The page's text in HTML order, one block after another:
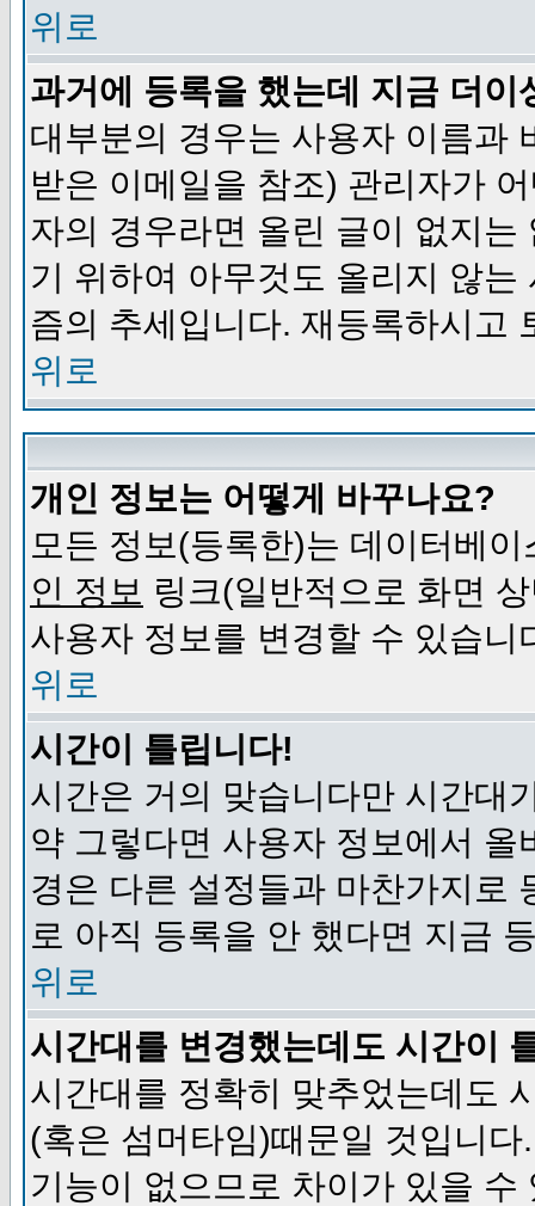
위로
과거에 등록을 했는데 지금 더
대부분의 경우는 사용자 이름과
받은 이메일을 참조) 관리자가
자의 경우라면 올린 글이 없지
기 위하여 아무것도 올리지 않
즘의 추세입니다. 재등록하시고
위로
개인 정보는 어떻게 바꾸나요?
모든 정보(등록한)는 데이터베
인 정보 링크(일반적으로 화면
사용자 정보를 변경할 수 있습니
위로
시간이 틀립니다!
시간은 거의 맞습니다만 시간대
약 그렇다면 사용자 정보에서
경은 다른 설정들과 마찬가지로
로 아직 등록을 안 했다면 지금
위로
시간대를 변경했는데도 시간이
시간대를 정확히 맞추었는데도
(혹은 섬머타임)때문일 것입니
기능이 없으므로 차이가 있을 수